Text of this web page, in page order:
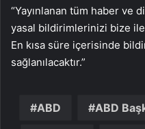
“Yayınlanan tüm haber ve
yasal bildirimlerinizi bize
En kısa süre içerisinde
sağlanılacaktır.”
ABD ABD